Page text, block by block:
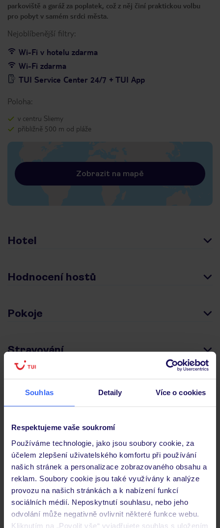
Souhlas Detaily Více o cookies
Respektujeme vaše soukromí
Používáme technologie, jako jsou soubory cookie, za
účelem zlepšení uživatelského komfortu při používání
našich stránek a personalizace zobrazovaného obsahu a
reklam. Soubory cookie jsou také využívány k analýze
provozu na našich stránkách a k nabízení funkcí
sociálních médií. Neposkytnutí souhlasu, nebo jeho
odvolání může negativně ovlivnit některé funkce webu.
Kliknutím na „Povolit vše“ vyjadřujete souhlas s uložením
parkoviště a garáž za poplatek, což z něj činí praktickou volbu
pro pobyt v samém srdci města.
Nejoblíbenější filtry:
Wi-Fi v hotelu zdarma
Wi-Fi zdarma
TUI Service Center 24/7 + TUI App
Poloha:
v centru Sliemy
přibližně 500 m od pláže
Zobrazit na mapě
Hotel
Hodnocení hostů
Pokoje
Stravování
Často kladené otázky
Jaké doklady jsou potřebné při cestování?
Budeme ubytováni ihned po příjezdu do hotelu?
Kam jít po přistání a vyzvednutí zavazadel?
Zobrazit další